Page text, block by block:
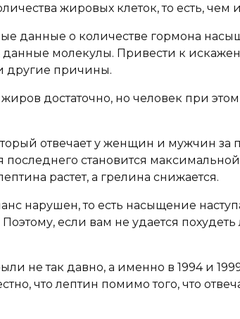
жировых клеток, то есть,
данные о количестве гормона
молекулы. Привести к
другие причины.
достаточно, но человек при
отвечает у женщин и мужчин
становится
растет, а грелина снижается.
нарушен, то есть насыщение
если вам не удается похудеть
не так давно, а именно в 1994 и
что лептин помимо того, что